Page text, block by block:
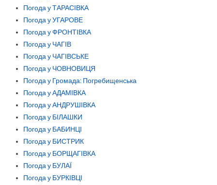
Погода у ТАРАСІВКА
Погода у УГАРОВЕ
Погода у ФРОНТІВКА
Погода у ЧАГІВ
Погода у ЧАГІВСЬКЕ
Погода у ЧОВНОВИЦЯ
Погода у Громада: Погребищенська
Погода у АДАМІВКА
Погода у АНДРУШІВКА
Погода у БІЛАШКИ
Погода у БАБИНЦІ
Погода у БИСТРИК
Погода у БОРЩАГІВКА
Погода у БУЛАЇ
Погода у БУРКІВЦІ